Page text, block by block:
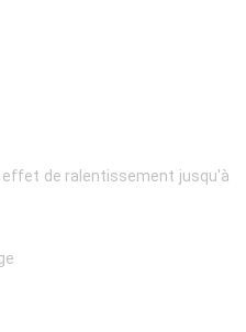
de ralentissement jusqu'à